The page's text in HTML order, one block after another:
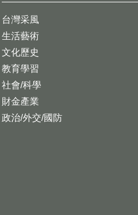
台灣采風
生活藝術
文化歷史
教育學習
社會/科學
財金產業
政治/外交/國防